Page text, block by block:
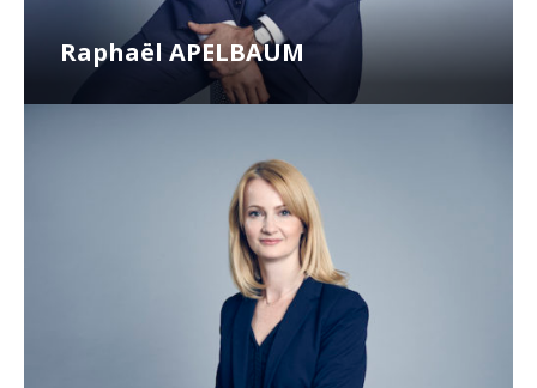
Raphaël APELBAUM